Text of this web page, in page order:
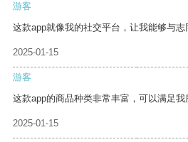
游客
这款app就像我的社交平台，让我能够与志
2025-01-15
游客
这款app的商品种类非常丰富，可以满足我
2025-01-15